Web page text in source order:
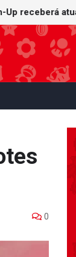
e Mario
0